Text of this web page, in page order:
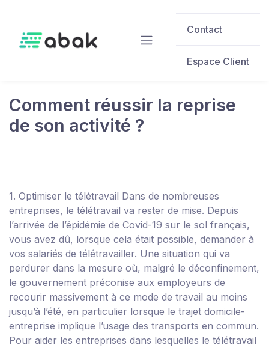
Contact
Espace Client
Comment réussir la reprise
de son activité ?
1. Optimiser le télétravail Dans de nombreuses
entreprises, le télétravail va rester de mise. Depuis
l’arrivée de l’épidémie de Covid-19 sur le sol français,
vous avez dû, lorsque cela était possible, demander à
vos salariés de télétravailler. Une situation qui va
perdurer dans la mesure où, malgré le déconfinement,
le gouvernement préconise aux employeurs de
recourir massivement à ce mode de travail au moins
jusqu’à l’été, en particulier lorsque le trajet domicile-
entreprise implique l’usage des transports en commun.
Pour aider les entreprises dans lesquelles le télétravail